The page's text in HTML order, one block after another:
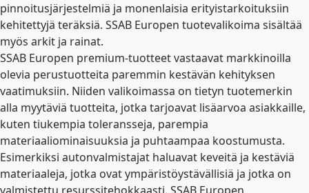
pinnoitusjärjestelmiä ja monenlaisia erityistarkoituksiin
kehitettyjä teräksiä. SSAB Europen tuotevalikoima sisältää
myös arkit ja rainat.
SSAB Europen premium-tuotteet vastaavat markkinoilla
olevia perustuotteita paremmin kestävän kehityksen
vaatimuksiin. Niiden valikoimassa on tietyn tuotemerkin
alla myytäviä tuotteita, jotka tarjoavat lisäarvoa asiakkaille,
kuten tiukempia toleransseja, parempia
materiaaliominaisuuksia ja puhtaampaa koostumusta.
Esimerkiksi autonvalmistajat haluavat keveitä ja kestäviä
materiaaleja, jotka ovat ympäristöystävällisiä ja jotka on
valmistettu resurssitehokkaasti. SSAB Europen